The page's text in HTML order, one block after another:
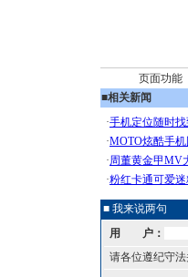
页面功能
■相关新闻
■ 我来说两句
用 户：
请各位遵纪守法